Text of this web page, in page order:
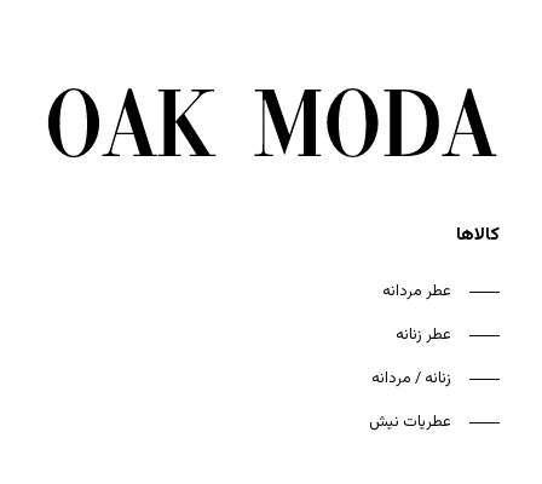
کالاها
عطر مردانه
عطر زنانه
زنانه / مردانه
عطریات نیش